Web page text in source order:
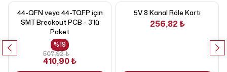
44-QFN veya 44-TQFP için
SMT Breakout PCB - 3'lü
Paket
%19
507,92 ₺
410,90 ₺
5V 8 Kanal Röle Kartı
256,82 ₺